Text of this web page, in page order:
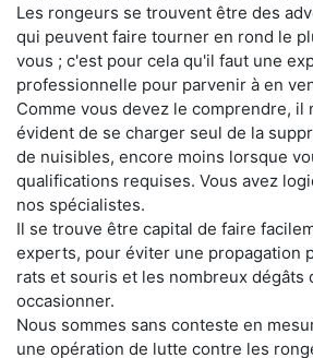
Les rongeurs se trouvent être des
qui peuvent faire tourner en rond le
vous ; c'est pour cela qu'il faut une
professionnelle pour parvenir à en
Comme vous devez le comprendre, il
évident de se charger seul de la
de nuisibles, encore moins lorsque
qualifications requises. Vous avez
nos spécialistes.
Il se trouve être capital de faire
experts, pour éviter une propagation
rats et souris et les nombreux dégâts
occasionner.
Nous sommes sans conteste en
une opération de lutte contre les